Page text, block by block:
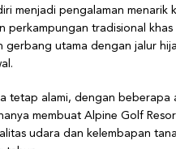
menjadi pengalaman
perkampungan tradisional
gerbang utama dengan jalur
tetap alami, dengan beberapa
membuat Alpine Golf
udara dan kelembapan